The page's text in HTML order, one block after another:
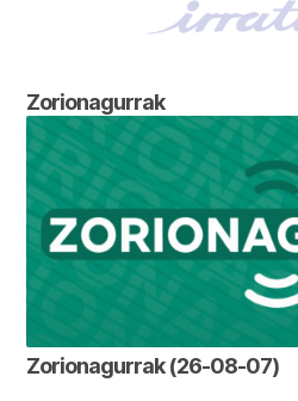
Zorionagurrak
Zorionagurrak (26-08-07)